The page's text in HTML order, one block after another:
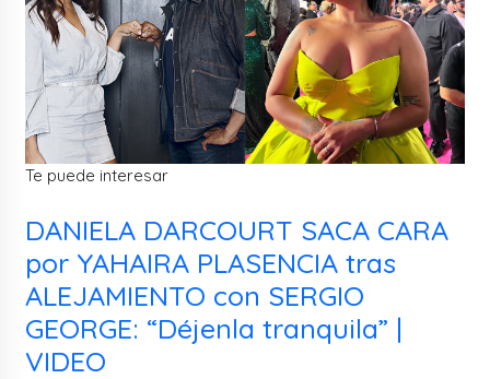
Te puede interesar
DANIELA DARCOURT SACA CARA
por YAHAIRA PLASENCIA tras
ALEJAMIENTO con SERGIO
GEORGE: “Déjenla tranquila” |
VIDEO